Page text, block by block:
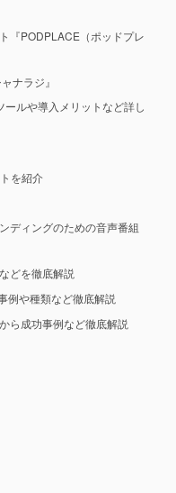
『PODPLACE（ポッドプレ
ナラジ』
ルや導入メリットなど詳し
を紹介
ディングのための音声番組
どを徹底解説
例や種類など徹底解説
ら成功事例など徹底解説